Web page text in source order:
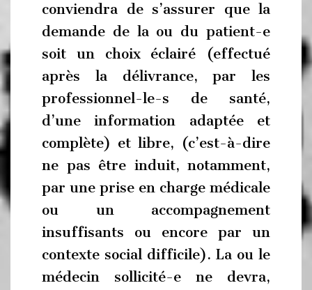
conviendra de s’assurer que la
demande de la ou du patient-e
soit un choix éclairé (effectué
après la délivrance, par les
professionnel-le-s de santé,
d’une information adaptée et
complète) et libre, (c’est-à-dire
ne pas être induit, notamment,
par une prise en charge médicale
ou un accompagnement
insuffisants ou encore par un
contexte social difficile). La ou le
médecin sollicité-e ne devra,